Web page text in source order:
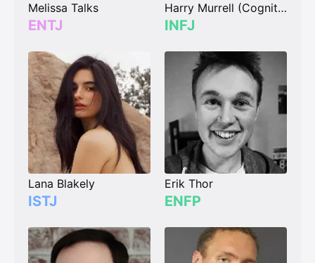
Melissa Talks
ENTJ
Harry Murrell (Cognitive Personality Theory)
INFJ
Lana Blakely
ISTJ
Erik Thor
ENFP